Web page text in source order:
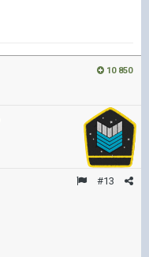
10 850
#13